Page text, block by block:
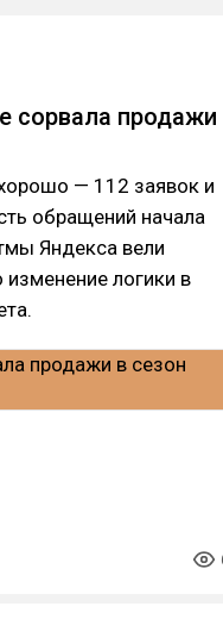
сорвала продажи
— 112 заявок и
обращений начала
Яндекса вели
логики в